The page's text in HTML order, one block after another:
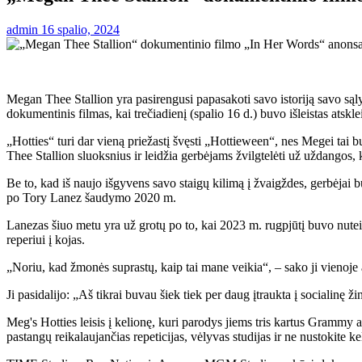
admin 16 spalio, 2024
Megan Thee Stallion yra pasirengusi papasakoti savo istoriją savo
dokumentinis filmas, kai trečiadienį (spalio 16 d.) buvo išleistas
„Hotties“ turi dar vieną priežastį švęsti „Hottieween“, nes Megei tai
Thee Stallion sluoksnius ir leidžia gerbėjams žvilgtelėti už uždangos,
Be to, kad iš naujo išgyvens savo staigų kilimą į žvaigždes,
po Tory Lanez šaudymo 2020 m.
Lanezas šiuo metu yra už grotų po to, kai 2023 m. rugpjūtį buvo
reperiui į kojas.
„Noriu, kad žmonės suprastų, kaip tai mane veikia“, – sako ji
Ji pasidalijo: „Aš tikrai buvau šiek tiek per daug įtraukta į socialinę
Meg's Hotties leisis į kelionę, kuri parodys jiems tris kartus
pastangų reikalaujančias repeticijas, vėlyvas studijas ir ne nustokite